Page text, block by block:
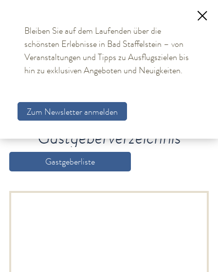
TOURISMUS
Aktuelles
Unterkünfte
Gastgeberverzeichnis
Gästekarte
Gastgeberverzeichnis
Gastgeberliste
Bleiben Sie auf dem Laufenden über die
schönsten Erlebnisse in Bad Staffelstein – von
Veranstaltungen und Tipps zu Ausflugszielen bis
hin zu exklusiven Angeboten und Neuigkeiten.
Zum Newsletter anmelden